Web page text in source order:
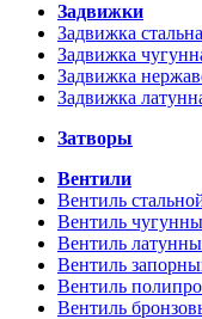
Задвижки
Задвижка
Задвижка
Задвижка
Задвижка
Затворы
Вентили
Вентиль
Вентиль
Вентиль
Вентиль
Вентиль
Вентиль